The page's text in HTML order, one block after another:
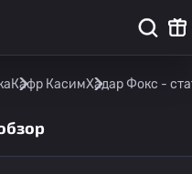
Кафр КасимХадар Фокс -